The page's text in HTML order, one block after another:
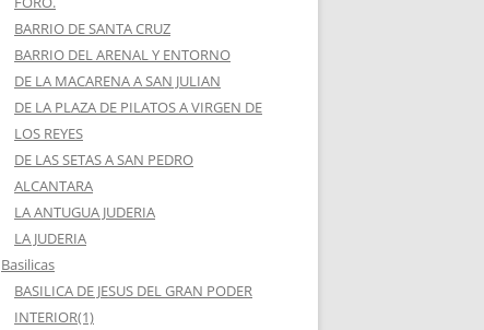
BARRIO DE SANTA CRUZ
BARRIO DEL ARENAL Y ENTORNO
DE LA MACARENA A SAN JULIAN
DE LA PLAZA DE PILATOS A VIRGEN DE
LOS REYES
DE LAS SETAS A SAN PEDRO
ALCANTARA
LA ANTUGUA JUDERIA
LA JUDERIA
Basilicas
BASILICA DE JESUS DEL GRAN PODER
INTERIOR(1)